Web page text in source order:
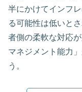
半にかけてインフ
る可能性は低いと
者側の柔軟な対応
マネジメント能力
う。